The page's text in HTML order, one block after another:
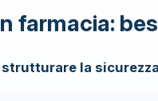
farmacia:
la